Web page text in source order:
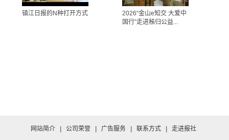
镇江日报的N种打开方式
2026“金山e知交 大爱中
国行”走进秭归公益...
网站简介 | 公司荣誉 | 广告服务 | 联系方式 | 走进报社